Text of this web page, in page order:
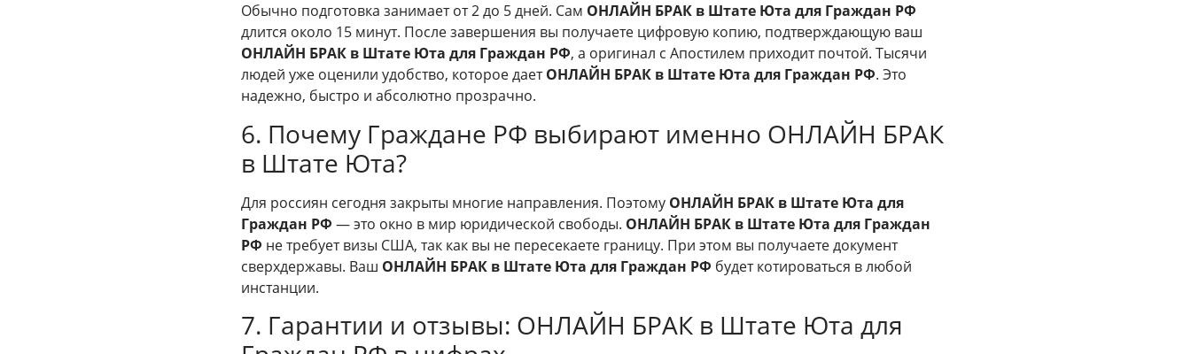
Обычно подготовка занимает от 2 до 5 дней. Сам ОНЛАЙН БРАК в Штате Юта для Граждан РФ
длится около 15 минут. После завершения вы получаете цифровую копию, подтверждающую ваш
ОНЛАЙН БРАК в Штате Юта для Граждан РФ, а оригинал с Апостилем приходит почтой. Тысячи
людей уже оценили удобство, которое даетОНЛАЙН БРАК в Штате Юта для Граждан РФ. Это
надежно, быстро и абсолютно прозрачно.
6. Почему Граждане РФ выбирают именно ОНЛАЙН БРАК
в Штате Юта?
Для россиян сегодня закрыты многие направления. Поэтому ОНЛАЙН БРАК в Штате Юта для
Граждан РФ — это окно в мир юридической свободы. ОНЛАЙН БРАК в Штате Юта для Граждан
РФ не требует визы США, так как вы не пересекаете границу. При этом вы получаете документ
сверхдержавы. Ваш ОНЛАЙН БРАК в Штате Юта для Граждан РФ будет котироваться в любой
инстанции.
7. Гарантии и отзывы: ОНЛАЙН БРАК в Штате Юта для